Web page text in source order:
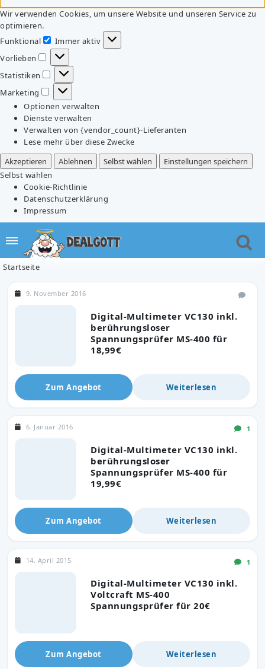
Wir verwenden Cookies, um unsere Website und unseren Service zu
optimieren.
Funktional
Funktional
Immer aktiv
Vorlieben
Vorlieben
Statistiken
Statistiken
Marketing
Marketing
Optionen verwalten
Dienste verwalten
Verwalten von {vendor_count}-Lieferanten
Lese mehr über diese Zwecke
Akzeptieren
Ablehnen Selbst wählen
Einstellungen speichern
Selbst wählen
Cookie-Richtlinie
Datenschutzerklärung
Impressum
Startseite
Digital-Multimeter VC130 inkl.
berührungsloser
Spannungsprüfer MS-400 für
18,99€
9. November 2016
Zum Angebot Weiterlesen
Digital-Multimeter VC130 inkl.
berührungsloser
Spannungsprüfer MS-400 für
19,99€
6. Januar 2016 1
Zum Angebot Weiterlesen
Digital-Multimeter VC130 inkl.
Voltcraft MS-400
Spannungsprüfer für 20€
14. April 2015 1
Zum Angebot Weiterlesen